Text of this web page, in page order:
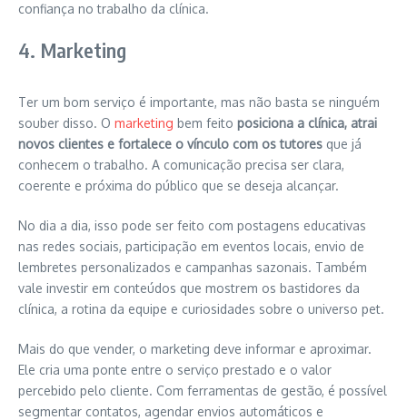
confiança no trabalho da clínica.
4. Marketing
Ter um bom serviço é importante, mas não basta se ninguém
souber disso. O marketing bem feito posiciona a clínica, atrai
novos clientes e fortalece o vínculo com os tutores que já
conhecem o trabalho. A comunicação precisa ser clara,
coerente e próxima do público que se deseja alcançar.
No dia a dia, isso pode ser feito com postagens educativas
nas redes sociais, participação em eventos locais, envio de
lembretes personalizados e campanhas sazonais. Também
vale investir em conteúdos que mostrem os bastidores da
clínica, a rotina da equipe e curiosidades sobre o universo pet.
Mais do que vender, o marketing deve informar e aproximar.
Ele cria uma ponte entre o serviço prestado e o valor
percebido pelo cliente. Com ferramentas de gestão, é possível
segmentar contatos, agendar envios automáticos e